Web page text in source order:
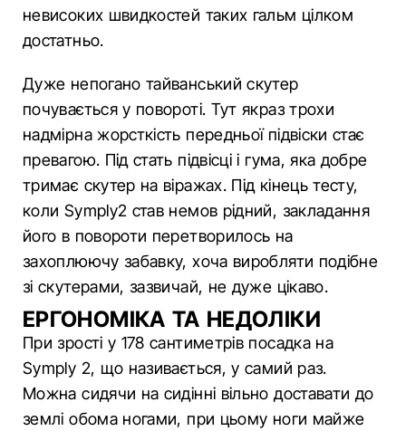
невисоких швидкостей таких гальм цілком
достатньо.
Дуже непогано тайванський скутер
почувається у повороті. Тут якраз трохи
надмірна жорсткість передньої підвіски стає
превагою. Під стать підвісці і гума, яка добре
тримає скутер на віражах. Під кінець тесту,
коли Symply2 став немов рідний, закладання
його в повороти перетворилось на
захоплюючу забавку, хоча виробляти подібне
зі скутерами, зазвичай, не дуже цікаво.
ЕРГОНОМІКА ТА НЕДОЛІКИ
При зрості у 178 сантиметрів посадка на
Symply 2, що називається, у самий раз.
Можна сидячи на сидінні вільно доставати до
землі обома ногами, при цьому ноги майже